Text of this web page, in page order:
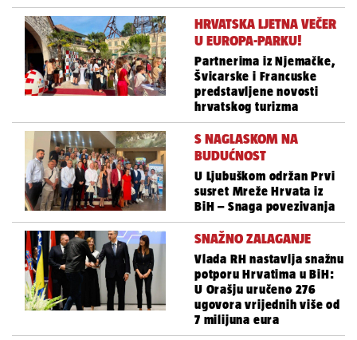
HRVATSKA LJETNA VEČER
U EUROPA-PARKU!
Partnerima iz Njemačke,
Švicarske i Francuske
predstavljene novosti
hrvatskog turizma
S NAGLASKOM NA
BUDUĆNOST
U Ljubuškom održan Prvi
susret Mreže Hrvata iz
BiH – Snaga povezivanja
SNAŽNO ZALAGANJE
Vlada RH nastavlja snažnu
potporu Hrvatima u BiH:
U Orašju uručeno 276
ugovora vrijednih više od
7 milijuna eura